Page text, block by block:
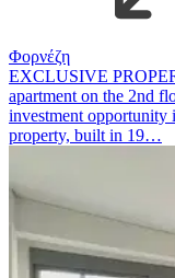
Φορνέζη
EXCLUSIVE
apartment on the 2nd
investment opportunity
property, built in 19…